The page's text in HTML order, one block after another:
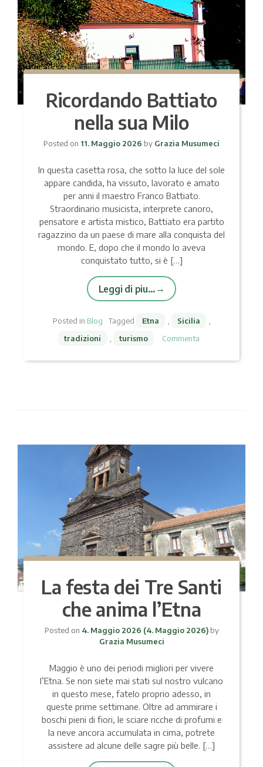
Ricordando Battiato
nella sua Milo
Posted on 11. Maggio 2026 by Grazia Musumeci
In questa casetta rosa, che sotto la luce del sole
appare candida, ha vissuto, lavorato e amato
per anni il maestro Franco Battiato.
Straordinario musicista, interprete canoro,
pensatore e artista mistico, Battiato era partito
ragazzino da un paese di mare alla conquista del
mondo. E, dopo che il mondo lo aveva
conquistato tutto, si è […]
Leggi di piu…
Posted in Blog Tagged Etna Sicilia
tradizioni
turismo Commenta
La festa dei Tre Santi
che anima l’Etna
Posted on 4. Maggio 2026 (4. Maggio 2026) by
Grazia Musumeci
Maggio è uno dei periodi migliori per vivere
l’Etna. Se non siete mai stati sul nostro vulcano
in questo mese, fatelo proprio adesso, in
queste prime settimane. Oltre ad ammirare i
boschi pieni di fiori, le sciare ricche di profumi e
la neve ancora accumulata in cima, potrete
assistere ad alcune delle sagre più belle. […]